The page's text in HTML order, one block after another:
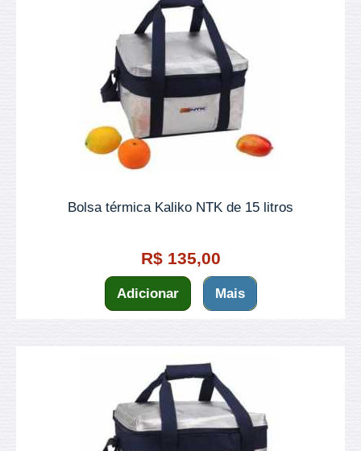
Bolsa térmica Kaliko NTK de 15 litros
R$ 135,00
Adicionar Mais